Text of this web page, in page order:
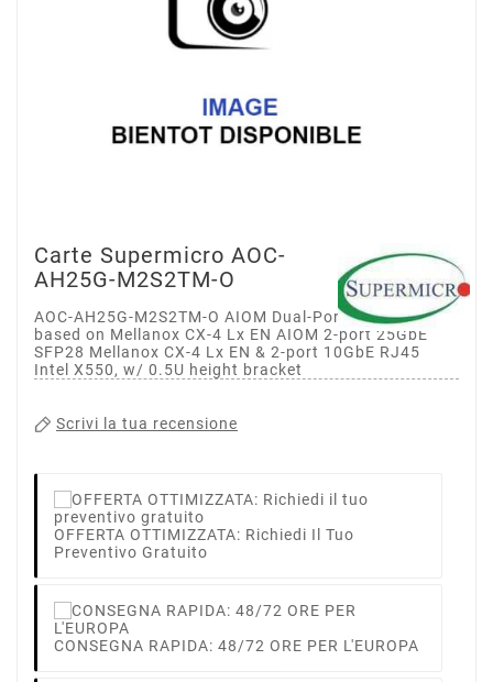
Carte Supermicro AOC-
AH25G-M2S2TM-O
AOC-AH25G-M2S2TM-O AIOM Dual-Port 25GbE SFP28
based on Mellanox CX-4 Lx EN AIOM 2-port 25GbE
SFP28 Mellanox CX-4 Lx EN & 2-port 10GbE RJ45
Intel X550, w/ 0.5U height bracket
Scrivi la tua recensione
OFFERTA OTTIMIZZATA: Richiedi Il Tuo
Preventivo Gratuito
CONSEGNA RAPIDA: 48/72 ORE PER L'EUROPA